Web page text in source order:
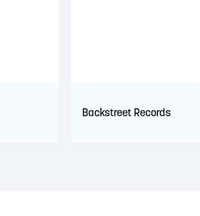
Backstreet Records